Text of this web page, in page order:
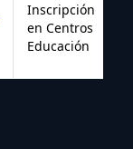
Inscripción
en Centros
Educación